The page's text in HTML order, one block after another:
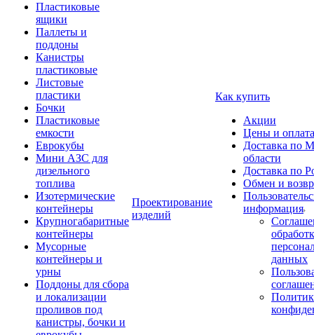
Пластиковые
ящики
Паллеты и
поддоны
Канистры
пластиковые
Листовые
пластики
Бочки
Пластиковые
емкости
Еврокубы
Мини АЗС для
дизельного
топлива
Изотермические
контейнеры
Крупногабаритные
контейнеры
Мусорные
контейнеры и
урны
Поддоны для сбора
и локализации
проливов под
канистры, бочки и
Проектирование
изделий
Как купить
Акции
Цены и оплата
Доставка по
области
Доставка по
Обмен и
информация
данных